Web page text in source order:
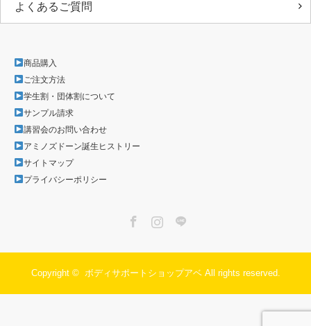
よくあるご質問
商品購入
ご注文方法
学生割・団体割について
サンプル請求
講習会のお問い合わせ
アミノズドーン誕生ヒストリー
サイトマップ
プライバシーポリシー
Copyright © ボディサポートショップアベAll rights reserved.